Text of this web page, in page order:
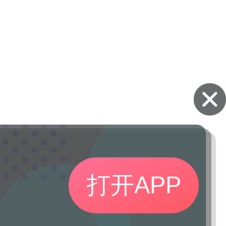
打开APP